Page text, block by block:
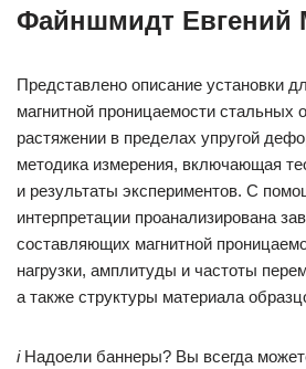
Файншмидт Евгений
Представлено описание установки
магнитной проницаемости стальных
растяжении в пределах упругой
методика измерения, включающая
и результаты экспериментов. С
интерпретации проанализирована
составляющих магнитной
нагрузки, амплитуды и частоты
а также структуры материала
iНадоели баннеры? Вы всегда